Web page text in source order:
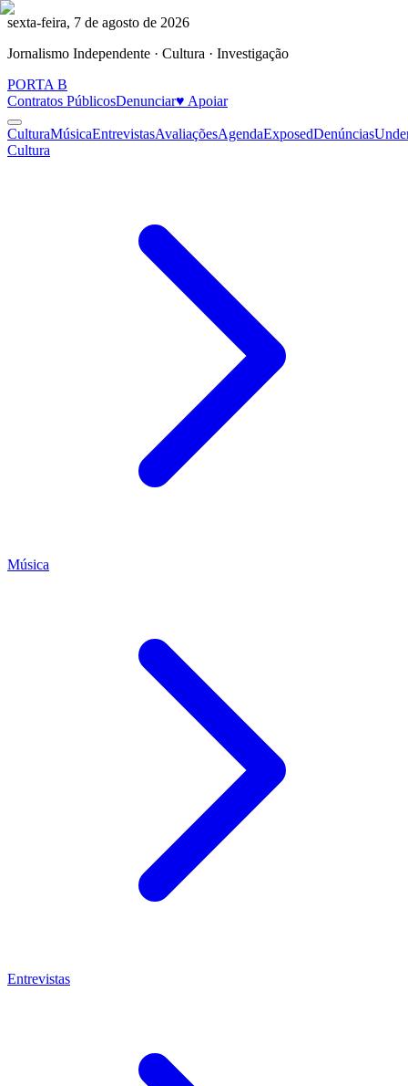
sexta-feira, 7 de agosto de 2026
Jornalismo Independente · Cultura · Investigação
PORTA B
Contratos PúblicosDenunciar♥ Apoiar
CulturaMúsicaEntrevistasAvaliaçõesAgendaExposedDenúncias
Cultura
Música
Entrevistas